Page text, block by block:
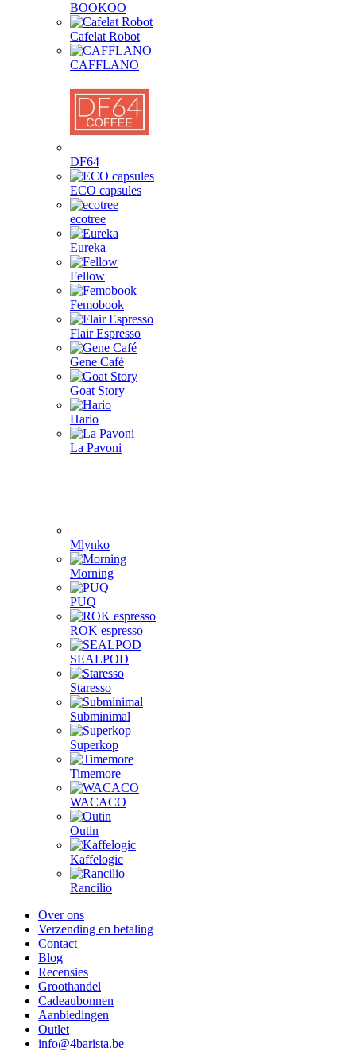
BOOKOO
Cafelat Robot
CAFFLANO
DF64
ECO capsules
ecotree
Eureka
Fellow
Femobook
Flair Espresso
Gene Café
Goat Story
Hario
La Pavoni
Mlynko
Morning
PUQ
ROK espresso
SEALPOD
Staresso
Subminimal
Superkop
Timemore
WACACO
Outin
Kaffelogic
Rancilio
Over ons
Verzending en betaling
Contact
Blog
Recensies
Groothandel
Cadeaubonnen
Aanbiedingen
Outlet
info@4barista.be